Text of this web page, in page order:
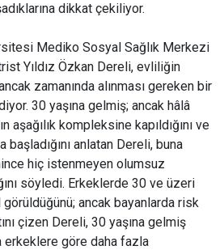
dikkat çekiliyor.
Mediko Sosyal Sağlık Merkezi
Yıldız Özkan Dereli, evliliğin
zamanında alınması gereken bir
30 yaşına gelmiş; ancak hâlâ
aşağılık kompleksine kapıldığını ve
başladığını anlatan Dereli, buna
hiç istenmeyen olumsuz
söyledi. Erkeklerde 30 ve üzeri
görüldüğünü; ancak bayanlarda risk
çizen Dereli, 30 yaşına gelmiş
erkeklere göre daha fazla